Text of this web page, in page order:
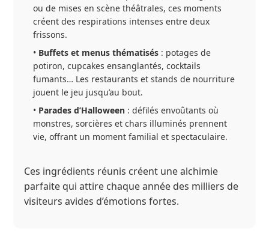
ou de mises en scène théâtrales, ces moments
créent des respirations intenses entre deux
frissons.
• Buffets et menus thématisés : potages de
potiron, cupcakes ensanglantés, cocktails
fumants… Les restaurants et stands de nourriture
jouent le jeu jusqu’au bout.
• Parades d’Halloween : défilés envoûtants où
monstres, sorcières et chars illuminés prennent
vie, offrant un moment familial et spectaculaire.
Ces ingrédients réunis créent une alchimie
parfaite qui attire chaque année des milliers de
visiteurs avides d’émotions fortes.